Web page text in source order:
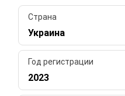
Страна
Украина
Год регистрации
2023